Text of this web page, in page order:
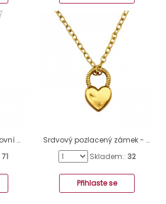
Severní hvězda - Šperkovní Stříbro 925 Náhrdelníky Bez Kamenů A4S49854
71
Srdvový pozlacený zámek - Šperkovní Stříbro 925 Náhrdelníky Bez Kamenů A4S49815
Skladem:: 32
Přihlaste se